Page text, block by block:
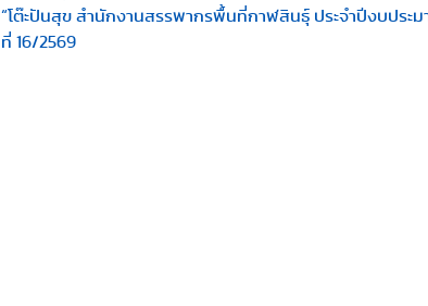
“โต๊ะปันสุข สำนักงานสรรพากรพื้นที่กาฬสินธุ์ ประจำปีงบประ
ที่ 16/2569